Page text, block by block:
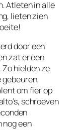
Atleten in alle
lieten zien
door een
zat er een
Zo hielden ze
gebeuren.
om fier op
schroeven
nog een